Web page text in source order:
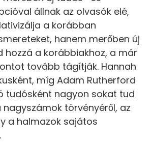
állnak az olvasók elé,
a korábban
hanem merőben új
hozzá a korábbiakhoz, a már
tovább tágítják. Hannah
míg Adam Rutherford
tudósként nagyon sokat tud
nagyszámok törvényéről, az
a halmazok sajátos